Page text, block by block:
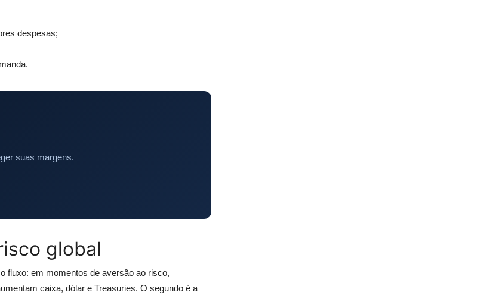
despesas;
suas margens.
global
fluxo: em momentos de aversão ao risco,
caixa, dólar e Treasuries. O segundo é a